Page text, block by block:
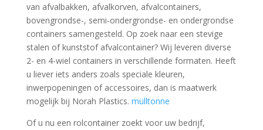
van afvalbakken, afvalkorven, afvalcontainers,
bovengrondse-, semi-ondergrondse- en ondergrondse
containers samengesteld. Op zoek naar een stevige
stalen of kunststof afvalcontainer? Wij leveren diverse
2- en 4-wiel containers in verschillende formaten. Heeft
u liever iets anders zoals speciale kleuren,
inwerpopeningen of accessoires, dan is maatwerk
mogelijk bij Norah Plastics. mülltonne
Of u nu een rolcontainer zoekt voor uw bedrijf,